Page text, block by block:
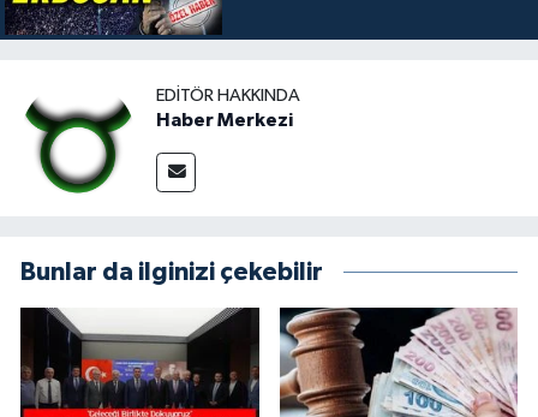
EDITÖR HAKKINDA
Haber Merkezi
Bunlar da ilginizi çekebilir